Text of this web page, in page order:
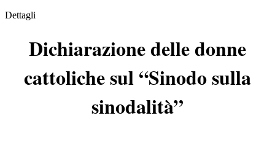
Dettagli
Dichiarazione delle donne
cattoliche sul “Sinodo sulla
sinodalità”